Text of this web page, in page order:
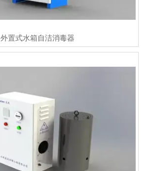
外置式水箱自洁消毒器